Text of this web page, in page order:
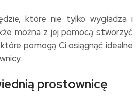
które nie tylko wygładza i
można z jej pomocą stworzyć
pomogą Ci osiągnąć idealne
prostownicę